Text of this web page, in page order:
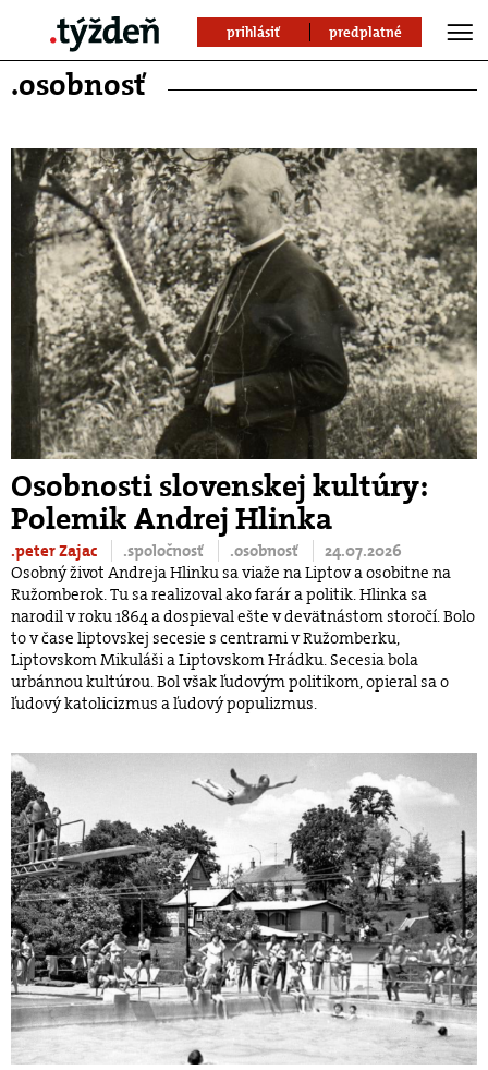
prihlásiť predplatné
.osobnosť
Osobnosti slovenskej kultúry:
Polemik Andrej Hlinka
.peter Zajac .spoločnosť .osobnosť
24.07.2026
Osobný život Andreja Hlinku sa viaže na Liptov a osobitne na
Ružomberok. Tu sa realizoval ako farár a politik. Hlinka sa
narodil v roku 1864 a dospieval ešte v devätnástom storočí. Bolo
to v čase liptovskej secesie s centrami v Ružomberku,
Liptovskom Mikuláši a Liptovskom Hrádku. Secesia bola
urbánnou kultúrou. Bol však ľudovým politikom, opieral sa o
ľudový katolicizmus a ľudový populizmus.